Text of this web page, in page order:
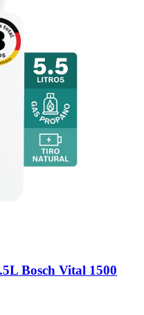
Bosch Vital 1500